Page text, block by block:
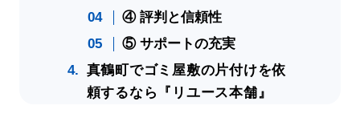
④ 評判と信頼性
⑤ サポートの充実
真鶴町でゴミ屋敷の片付けを依
頼するなら『リユース本舗』